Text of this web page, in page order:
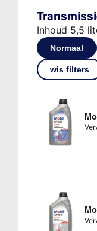
Inhoud 5,5
Normaal
wis filters